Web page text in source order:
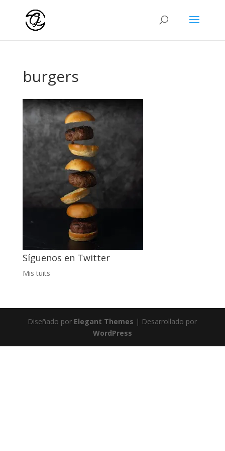
burgers
Síguenos en Twitter
Mis tuits
Diseñado por Elegant Themes | Desarrollado por
WordPress